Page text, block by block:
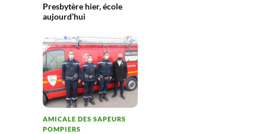
Presbytère hier, école
aujourd’hui
AMICALE DES SAPEURS
POMPIERS